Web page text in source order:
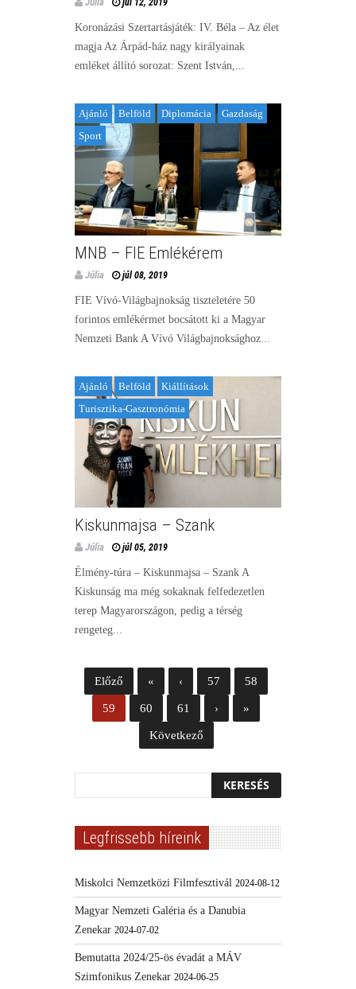
júl 12, 2019
Koronázási Szertartásjáték: IV. Béla – Az élet
magja Az Árpád-ház nagy királyainak
emléket állító sorozat: Szent István,...
Ajánló Belföld Diplomácia
Gazdaság
Sport
MNB – FIE Emlékérem
Júlia júl 08, 2019
FIE Vívó-Világbajnokság tiszteletére 50
forintos emlékérmet bocsátott ki a Magyar
Nemzeti Bank A Vívó Világbajnoksághoz...
Ajánló Belföld
Kiállítások
Turisztika-Gasztronómia
Kiskunmajsa – Szank
Júlia júl 05, 2019
Élmény-túra – Kiskunmajsa – Szank A
Kiskunság ma még sokaknak felfedezetlen
terep Magyarországon, pedig a térség
rengeteg...
Előző « ‹ 57 58
59 60 61 › »
Következő
Legfrissebb híreink
Miskolci Nemzetközi Filmfesztivál 2024-08-12
Magyar Nemzeti Galéria és a Danubia
Zenekar 2024-07-02
Bemutatta 2024/25-ös évadát a MÁV
Szimfonikus Zenekar 2024-06-25